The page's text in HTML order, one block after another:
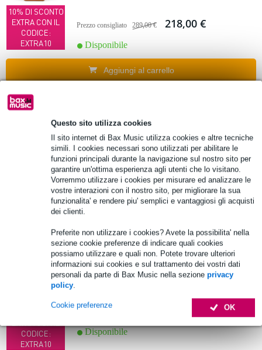
Questo sito utilizza cookies
Il sito internet di Bax Music utilizza cookies e altre tecniche
simili. I cookies necessari sono utilizzati per abilitare le
funzioni principali durante la navigazione sul nostro sito per
garantire un'ottima esperienza agli utenti che lo visitano.
Vorremmo utilizzare i cookies per misurare ed analizzare le
vostre interazioni con il nostro sito, per migliorare la sua
funzionalita' e rendere piu' semplici e vantaggiosi gli acquisti
dei clienti.
Preferite non utilizzare i cookies? Avete la possibilita' nella
sezione cookie preferenze di indicare quali cookies
possiamo utilizzare e quali non. Potete trovare ulteriori
informazioni sui cookies e sul trattamento dei vostri dati
personali da parte di Bax Music nella sezione privacy
policy.
OK
Cookie preferenze
10% DI SCONTO
EXTRA CON IL
CODICE:
EXTRA10
Prezzo consigliato 289,00 € 218,00 €
Disponibile
Aggiungi al carrello
Offer
ta
10% DI SCONTO
EXTRA CON IL
EXTRA10
Prezzo consigliato 213,00 € 188,00 €
Disponibile
CODICE:
EXTRA10
1 Valutazione
(B-Stock) iRig HD X Guitar Interface
Prezzo consigliato
Disponibile